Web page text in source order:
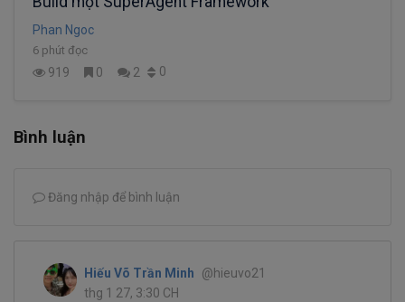
Phan Ngoc
6 phút đọc
919 0 2 0
Bình luận
Đăng nhập để bình luận
Hiếu Võ Trần Minh
@hieuvo21
thg 1 27, 3:30 CH